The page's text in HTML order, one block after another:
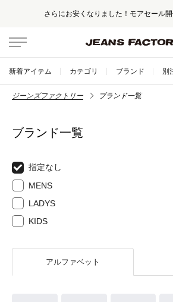
さらにお安くなりました！モアセール開
新着アイテム カテゴリ ブランド 別
ジーンズファクトリー ブランド一覧
ブランド一覧
指定なし
MENS
LADYS
KIDS
アルファベット